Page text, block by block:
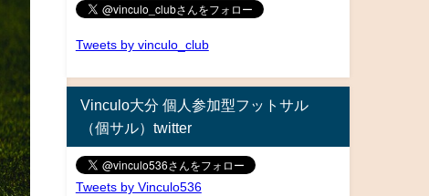
Tweets by vinculo_club
Vinculo大分 個人参加型フットサル
（個サル）twitter
Tweets by Vinculo536